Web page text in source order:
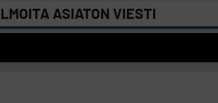
ILMOITA ASIATON VIESTI